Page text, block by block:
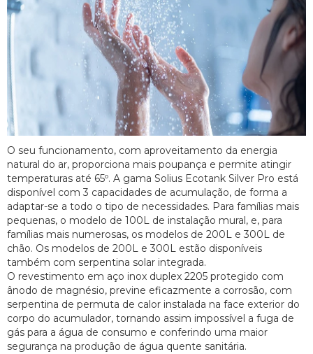
O seu funcionamento, com aproveitamento da energia
natural do ar, proporciona mais poupança e permite atingir
temperaturas até 65º. A gama Solius Ecotank Silver Pro está
disponível com 3 capacidades de acumulação, de forma a
adaptar-se a todo o tipo de necessidades. Para famílias mais
pequenas, o modelo de 100L de instalação mural, e, para
famílias mais numerosas, os modelos de 200L e 300L de
chão. Os modelos de 200L e 300L estão disponíveis
também com serpentina solar integrada.
O revestimento em aço inox duplex 2205 protegido com
ânodo de magnésio, previne eficazmente a corrosão, com
serpentina de permuta de calor instalada na face exterior do
corpo do acumulador, tornando assim impossível a fuga de
gás para a água de consumo e conferindo uma maior
segurança na produção de água quente sanitária.